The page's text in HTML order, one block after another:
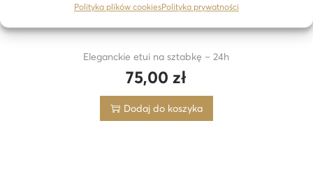
Polityka plików cookiesPolityka prywatności
Eleganckie etui na sztabkę – 24h
75,00zł
Dodaj do koszyka